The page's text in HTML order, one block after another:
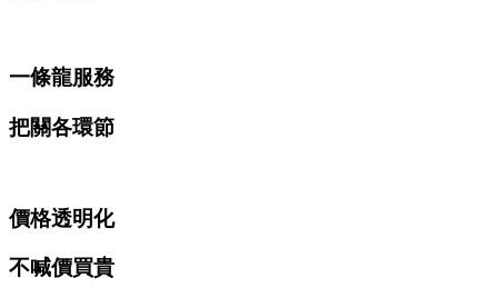
一條龍服務
把關各環節
價格透明化
不喊價買貴